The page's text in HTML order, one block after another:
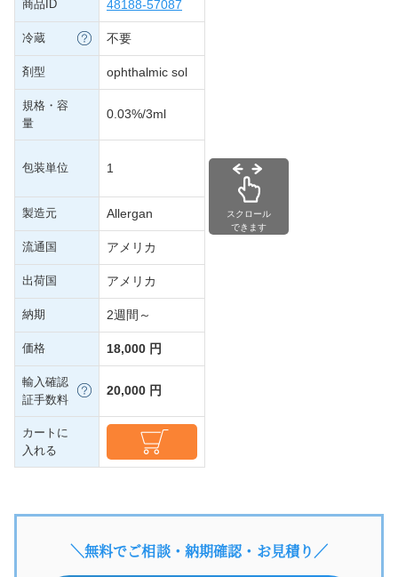
商品ID 48188-57087
冷蔵 不要
剤型 ophthalmic sol
規格・容
量
0.03%/3ml
包装単位 1
製造元 Allergan
流通国 アメリカ
出荷国 アメリカ
納期 2週間～
価格 18,000 円
輸入確認
証手数料
20,000 円
カートに
入れる
スクロール
できます
＼無料でご相談・納期確認・お見積り／